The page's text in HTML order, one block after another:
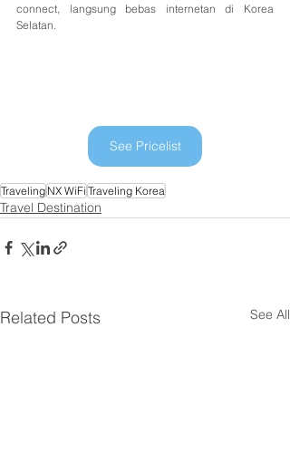
connect, langsung bebas internetan di Korea
Selatan.
See Pricelist
Traveling NX WiFi Traveling Korea
Travel Destination
Related Posts See All